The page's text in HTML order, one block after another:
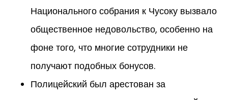
Национального собрания к Чусоку вызвало
общественное недовольство, особенно на
фоне того, что многие сотрудники не
получают подобных бонусов.
Полицейский был арестован за